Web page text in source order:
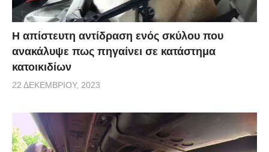
Η απίστευτη αντίδραση ενός σκύλου που
ανακάλυψε πως πηγαίνει σε κατάστημα
κατοικιδίων
22 ΔΕΚΕΜΒΡΊΟΥ, 2023